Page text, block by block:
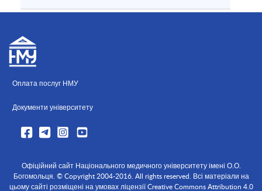
Оплата послуг НМУ
Документи університету
Офіційний сайт Національного медичного університету імені О.О.
Богомольця. © Copyright 2004-2016. All rights reserved. Всі матеріали на
цьому сайті розміщені на умовах ліцензії Creative Commons Attribution 4.0